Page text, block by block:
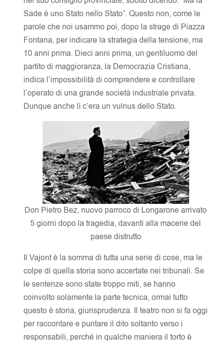
Sade è uno Stato nello Stato”. Questo non, come le
parole che noi usammo poi, dopo la strage di Piazza
Fontana, per indicare la strategia della tensione, ma
10 anni prima. Dieci anni prima, un gentiluomo del
partito di maggioranza, la Democrazia Cristiana,
indica l’impossibilità di comprendere e controllare
l’operato di una grande società industriale privata.
Dunque anche lì c’era un vulnus dello Stato.
Don Pietro Bez, nuovo parroco di Longarone arrivato
5 giorni dopo la tragedia, davanti alla macerie del
paese distrutto
Il Vajont è la somma di tutta una serie di cose, ma le
colpe di quella storia sono accertate nei tribunali. Se
le sentenze sono state troppo miti, se hanno
coinvolto solamente la parte tecnica, ormai tutto
questo è storia, giurisprudenza. Il teatro non si fa oggi
per raccontare e puntare il dito soltanto verso i
responsabili, perché in qualche maniera il torto è